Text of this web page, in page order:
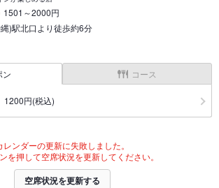
1501～2000円
)駅北口より徒歩約6分
ン コース
円(税込)
レンダーの更新に失敗しました。
を押して空席状況を更新してください。
空席状況を更新する